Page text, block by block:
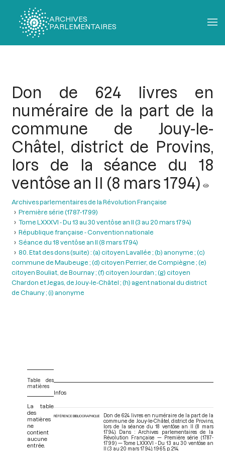
ARCHIVES
PARLEMENTAIRES
Don de 624 livres en
numéraire de la part de la
commune de Jouy-le-
Châtel, district de Provins,
lors de la séance du 18
ventôse an II (8 mars 1794)
Archives parlementaires de la Révolution Française
Première série (1787-1799)
Tome LXXXVI - Du 13 au 30 ventôse an II (3 au 20 mars 1794)
République française - Convention nationale
Séance du 18 ventôse an II (8 mars 1794)
80. Etat des dons (suite) : (a) citoyen Lavallée ; (b) anonyme ; (c)
commune de Maubeuge ; (d) citoyen Perrier, de Compiègne ; (e)
citoyen Bouliat, de Bournay ; (f) citoyen Jourdan ; (g) citoyen
Chardon et Jegas, de Jouy-le-Châtel ; (h) agent national du district
de Chauny ; (i) anonyme
Table des
matières
La table
des
matières
ne
contient
aucune
entrée.
Infos
RÉFÉRENCE BIBLIOGRAPHIQUE
Don de 624 livres en numéraire de la part de la
commune de Jouy-le-Châtel, district de Provins,
lors de la séance du 18 ventôse an II (8 mars
1794). Dans : Archives parlementaires de la
Révolution Française — Première série (1787-
1799) — Tome LXXXVI - Du 13 au 30 ventôse an
II (3 au 20 mars 1794) . 1965. p. 214.